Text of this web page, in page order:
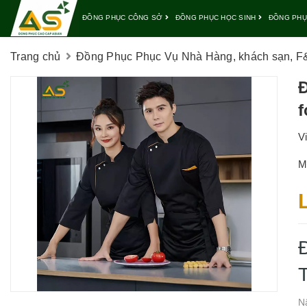
ĐỒNG PHỤC CÔNG SỞ ĐỒNG PHỤC HỌC SINH ĐỒNG
Trang chủ Đồng Phục Phục Vụ Nhà Hàng, khách sạn,